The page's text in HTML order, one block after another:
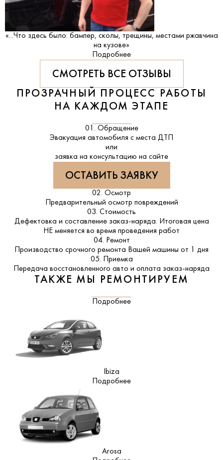
«...Что здесь было: бампер, сколы, трещины, местами ржавчина
на кузове»
Подробнее
СМОТРЕТЬ ВСЕ ОТЗЫВЫ
ПРОЗРАЧНЫЙ ПРОЦЕСС РАБОТЫ
НА КАЖДОМ ЭТАПЕ
01. Обращение
Эвакуация автомобиля с места ДТП
или
заявка на консультацию на сайте
ОСТАВИТЬ ЗАЯВКУ
02. Осмотр
Предварительный осмотр повреждений
03. Стоимость
Дефектовка и составление заказ-наряда. Итоговая цена
НЕ меняется во время проведения работ
04. Ремонт
Производство срочного ремонта Вашей машины от 1 дня
05. Приемка
Передача восстановленного авто и оплата заказ-наряда
ТАКЖЕ МЫ РЕМОНТИРУЕМ
Подробнее
Ibiza
Подробнее
Arosa